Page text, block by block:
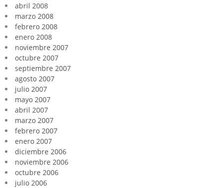
abril 2008
marzo 2008
febrero 2008
enero 2008
noviembre 2007
octubre 2007
septiembre 2007
agosto 2007
julio 2007
mayo 2007
abril 2007
marzo 2007
febrero 2007
enero 2007
diciembre 2006
noviembre 2006
octubre 2006
julio 2006